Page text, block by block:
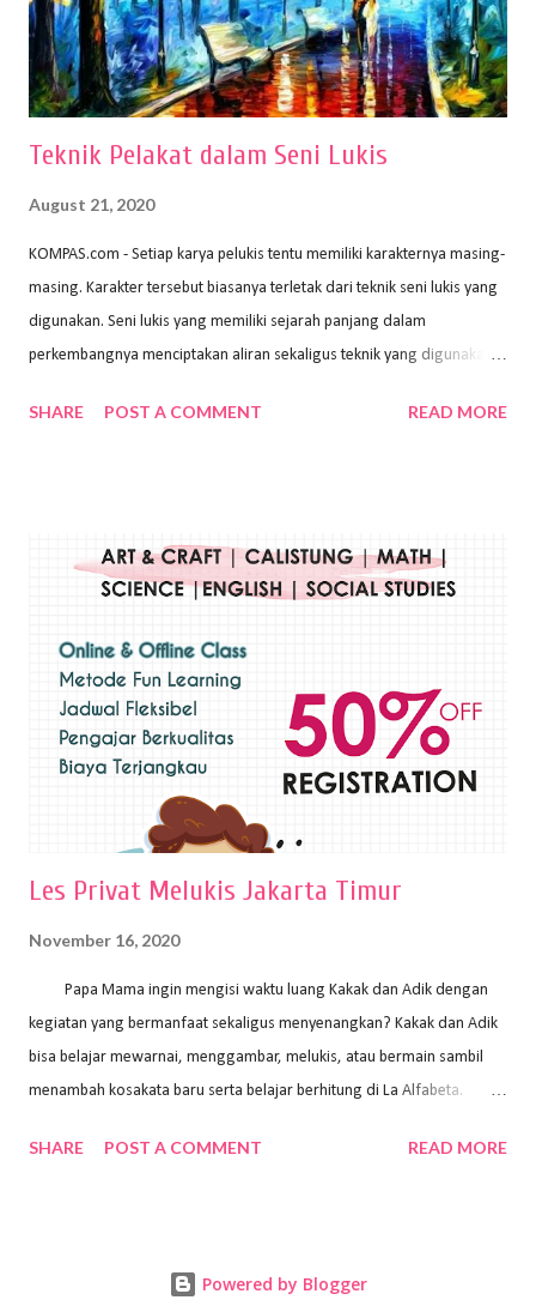
ideal digunakan untuk menggambar. Dalam menggambar
menggunakan pen...
Teknik Pelakat dalam Seni Lukis
August 21, 2020
KOMPAS.com - Setiap karya pelukis tentu memiliki karakternya masing-
masing. Karakter tersebut biasanya terletak dari teknik seni lukis yang
digunakan. Seni lukis yang memiliki sejarah panjang dalam
perkembangnya menciptakan aliran sekaligus teknik yang digunakan.
Wayan Kun Adnyana, teknik yang berbeda tentunya akan
menggunakan bahan dasar cat air, cat akrilik, atau cat minyak dengan
sapuan warna cat yang tebal. Dengan memberikan sapuan warna
pelukis untuk menghasilkan lukisan yang mempesona dan tentunya
bernilai tinggi. Ciri teknik plakat Ciri-ciri teknik plakat, yaitu: Sapuan
warna yang kental dan tebal. Hasil lukisan menutupi seluruh bagian
medianya Mem...
SHARE POST A COMMENT READ MORE
Les Privat Melukis Jakarta Timur
November 16, 2020
Papa Mama ingin mengisi waktu luang Kakak dan Adik dengan
kegiatan yang bermanfaat sekaligus menyenangkan? Kakak dan Adik
bisa belajar mewarnai, menggambar, melukis, atau bermain sambil
menambah kosakata baru serta belajar berhitung di La Alfabeta.
kok untuk mengajar dengan metode yang fun, La Alfabeta
Alfabeta. ⁣⁣⁣⁣Ada pilihan online class maupun offline class lho! Cek
SHARE POST A COMMENT READ MORE
Powered by Blogger